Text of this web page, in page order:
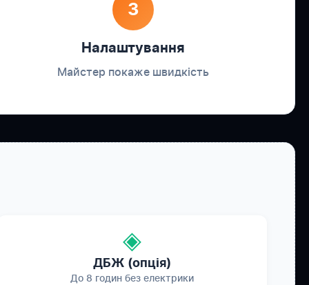
3
Налаштування
Майстер покаже швидкість
◈
ДБЖ (опція)
До 8 годин без електрики